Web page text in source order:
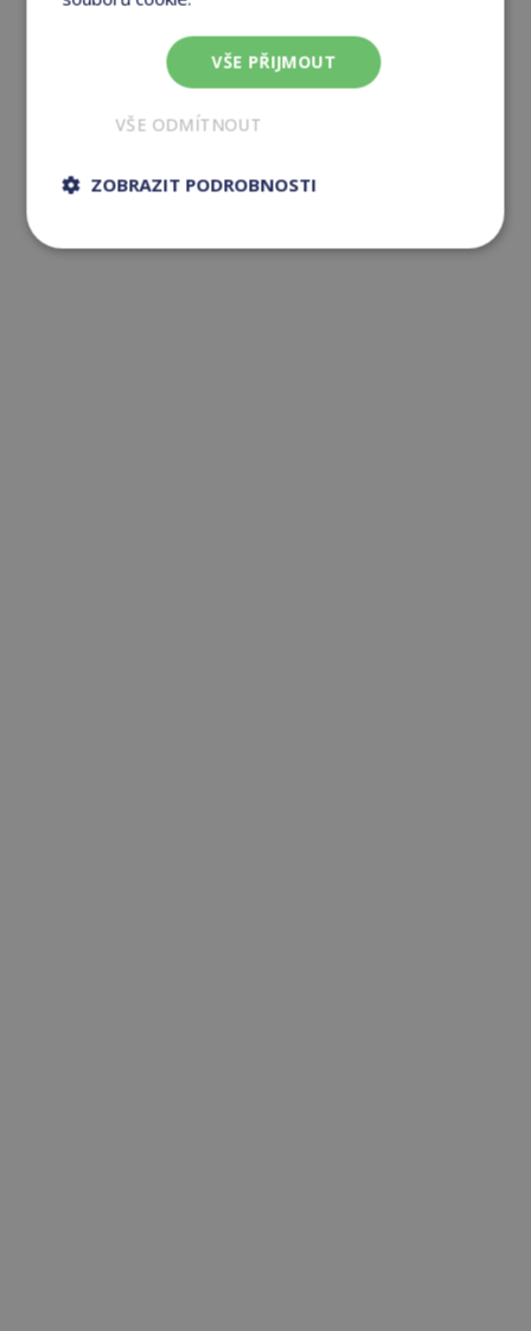
VŠE PŘIJMOUT
VŠE ODMÍTNOUT
ZOBRAZIT PODROBNOSTI